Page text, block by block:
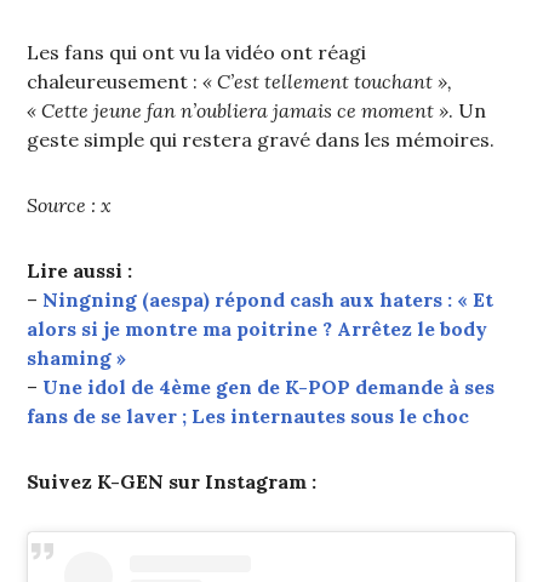
Les fans qui ont vu la vidéo ont réagi
chaleureusement :« C’est tellement touchant »,
« Cette jeune fan n’oubliera jamais ce moment ». Un
geste simple qui restera gravé dans les mémoires.
Source : x
Lire aussi :
– Ningning (aespa) répond cash aux haters : « Et
alors si je montre ma poitrine ? Arrêtez le body
shaming »
– Une idol de 4ème gen de K-POP demande à ses
fans de se laver ; Les internautes sous le choc
Suivez K-GEN sur Instagram :